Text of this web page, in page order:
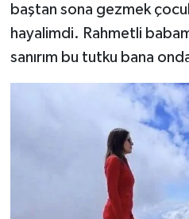
baştan sona gezmek
hayalimdi. Rahmetli
sanırım bu tutku bana